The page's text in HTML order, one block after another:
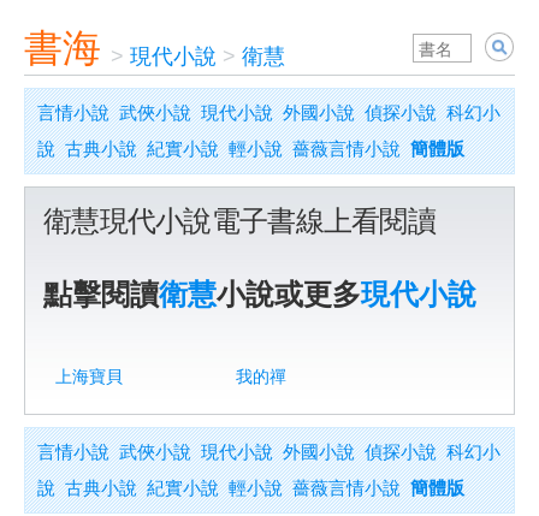
書海 > 現代小說 > 衛慧
言情小說 武俠小說 現代小說 外國小說 偵探小說 科幻小
說 古典小說 紀實小說 輕小說 薔薇言情小說 簡體版
衛慧現代小說電子書線上看閱讀
點擊閱讀衛慧小說或更多現代小說
上海寶貝 我的禪
言情小說 武俠小說 現代小說 外國小說 偵探小說 科幻小
說 古典小說 紀實小說 輕小說 薔薇言情小說 簡體版